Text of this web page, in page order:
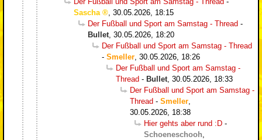
Sascha
30.05.2026, 18:15
Der Fußball und Sport am Samstag - Thread -
Bullet 30.05.2026, 18:20
Der Fußball und Sport am Samstag - Thread
- Smeller 30.05.2026, 18:26
Der Fußball und Sport am Samstag -
Thread - Bullet 30.05.2026, 18:33
Der Fußball und Sport am Samstag -
Thread - Smeller
30.05.2026, 18:38
Hier gehts aber rund :D -
Schoeneschooh